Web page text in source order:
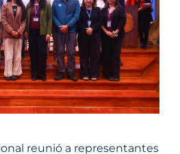
reunió a representantes